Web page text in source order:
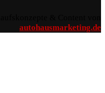
autohausmarketing.de